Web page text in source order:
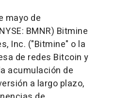
mayo de
BMNR) Bitmine
Inc. ("Bitmine" o la
de redes Bitcoin y
acumulación de
a largo plazo,